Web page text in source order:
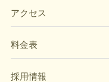
アクセス
料金表
採用情報